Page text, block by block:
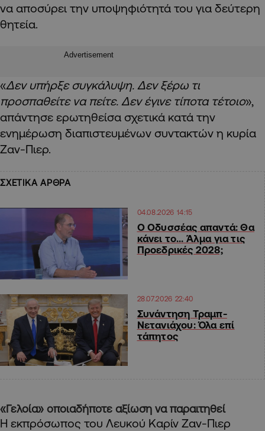
να αποσύρει την υποψηφιότητά του για δεύτερη
θητεία.
Advertisement
«Δεν υπήρξε συγκάλυψη. Δεν ξέρω τι
προσπαθείτε να πείτε. Δεν έγινε τίποτα τέτοιο»,
απάντησε ερωτηθείσα σχετικά κατά την
ενημέρωση διαπιστευμένων συντακτών η κυρία
Ζαν-Πιερ.
ΣΧΕΤΙΚΑ ΑΡΘΡΑ
04.08.2026 14:15
Ο Οδυσσέας απαντά: Θα
κάνει το… Άλμα για τις
Προεδρικές 2028;
28.07.2026 22:40
Συνάντηση Τραμπ-
Νετανιάχου: Όλα επί
τάπητος
«Γελοία» οποιαδήποτε αξίωση να παραιτηθεί
Η εκπρόσωπος του Λευκού Καρίν Ζαν-Πιερ